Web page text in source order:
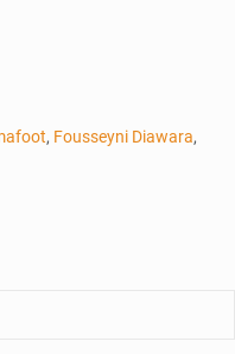
, Fousseyni Diawara,